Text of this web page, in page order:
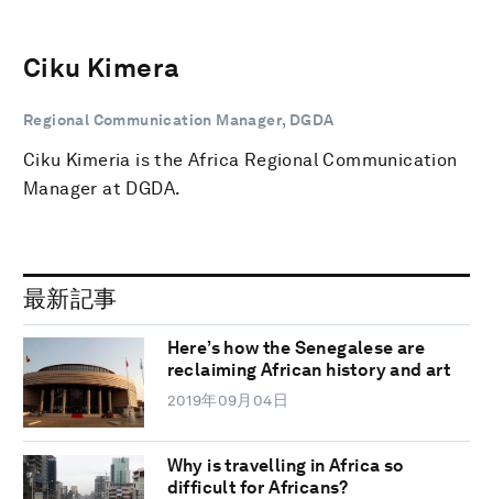
Ciku Kimera
Regional Communication Manager, DGDA
Ciku Kimeria is the Africa Regional Communication
Manager at DGDA.
最新記事
Here’s how the Senegalese are
reclaiming African history and art
2019年09月04日
Why is travelling in Africa so
difficult for Africans?